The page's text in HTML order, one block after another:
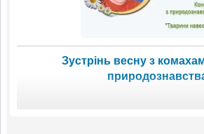
Зустрінь весну з